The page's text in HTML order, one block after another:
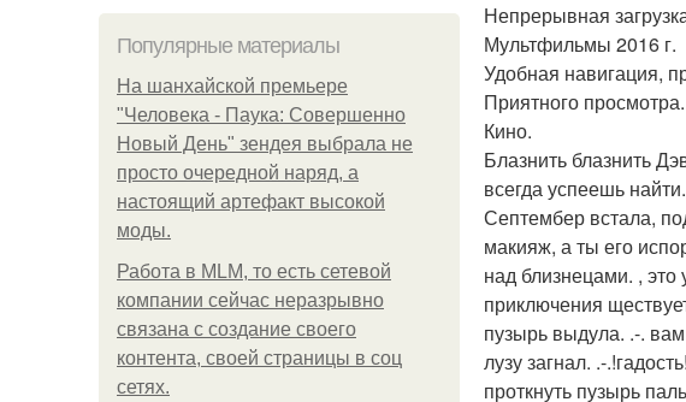
Популярные материалы
На шанхайской премьере
"Человека - Паука: Совершенно
Новый День" зендея выбрала не
просто очередной наряд, а
настоящий артефакт высокой
моды.
Работа в MLM, то есть сетевой
компании сейчас неразрывно
связана с создание своего
контента, своей страницы в соц
сетях.
Непрерывная
Мультфильмы 2016 г.
Удобная навигация,
Приятного просмотра.
Кино.
Блазнить блазнить
всегда успеешь
Септембер встала,
макияж, а ты его
над близнецами. ,
приключения
пузырь выдула. .-.
лузу загнал. .-
проткнуть пузырь